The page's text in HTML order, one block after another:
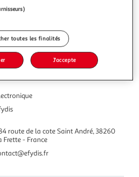
route de la cote Saint André, 38260
Frette - France
toutes les finalités
J'accepte